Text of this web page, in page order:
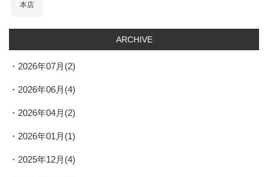
本店
ARCHIVE
2026年07月(2)
2026年06月(4)
2026年04月(2)
2026年01月(1)
2025年12月(4)